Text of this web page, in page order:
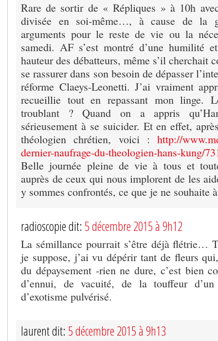
Rare de sortir de « Répliques » à 10h
divisée en soi-même…, à cause de la
arguments pour le reste de vie ou la
samedi. AF s’est montré d’une humilité
hauteur des débatteurs, même s’il cherchait
se rassurer dans son besoin de dépasser
réforme Claeys-Leonetti. J’ai vraiment
recueillie tout en repassant mon linge.
troublant ? Quand on a appris
sérieusement à se suicider. Et en effet,
théologien chrétien, voici : http://
dernier-naufrage-du-theologien-hans-kung/
Belle journée pleine de vie à tous et
auprès de ceux qui nous implorent de les
y sommes confrontés, ce que je ne souhaite
radioscopie dit: 5 décembre 2015 à 9h12
La sémillance pourrait s’être déjà flétrie…
je suppose, j’ai vu dépérir tant de fleurs
du dépaysement -rien ne dure, c’est bien
d’ennui, de vacuité, de la touffeur
d’exotisme pulvérisé.
laurent dit: 5 décembre 2015 à 9h13